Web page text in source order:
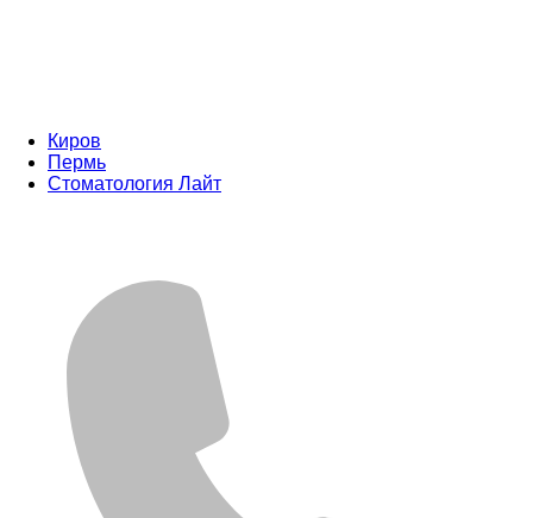
Киров
Пермь
Стоматология Лайт